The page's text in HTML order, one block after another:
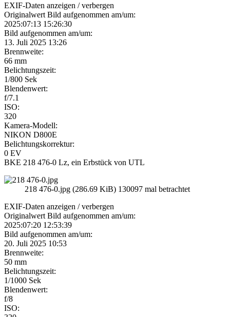
EXIF-Daten anzeigen / verbergen
Originalwert Bild aufgenommen am/um:
2025:07:13 15:26:30
Bild aufgenommen am/um:
13. Juli 2025 13:26
Brennweite:
66 mm
Belichtungszeit:
1/800 Sek
Blendenwert:
f/7.1
ISO:
320
Kamera-Modell:
NIKON D800E
Belichtungskorrektur:
0 EV
BKE 218 476-0 Lz, ein Erbstück von UTL
218 476-0.jpg (286.69 KiB) 130097 mal betrachtet
EXIF-Daten anzeigen / verbergen
Originalwert Bild aufgenommen am/um:
2025:07:20 12:53:39
Bild aufgenommen am/um:
20. Juli 2025 10:53
Brennweite:
50 mm
Belichtungszeit:
1/1000 Sek
Blendenwert:
f/8
ISO: